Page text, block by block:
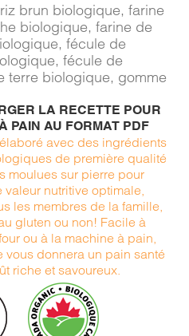
brun biologique, farine
biologique, farine de
fécule de
fécule de
terre biologique, gomme
LA RECETTE POUR
PAIN AU FORMAT PDF
avec des ingrédients
de première qualité
moulues sur pierre pour
valeur nutritive optimale,
les membres de la famille,
gluten ou non! Facile à
ou à la machine à pain,
vous donnera un pain santé
riche et savoureux.